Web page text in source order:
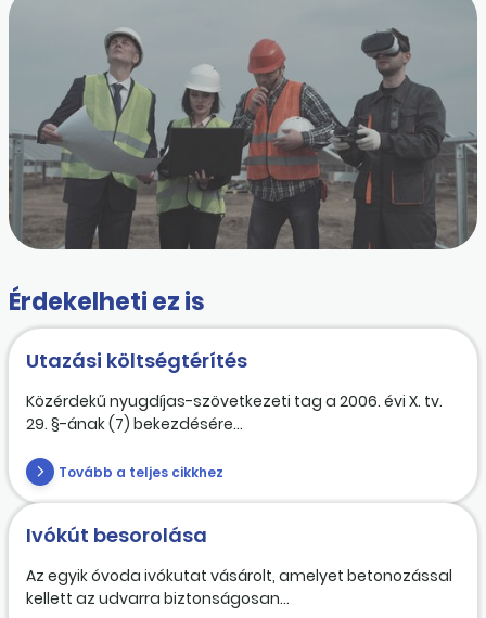
Érdekelheti ez is
Utazási költségtérítés
Közérdekű nyugdíjas-szövetkezeti tag a 2006. évi X. tv.
29. §-ának (7) bekezdésére...
Tovább a teljes cikkhez
Ivókút besorolása
Az egyik óvoda ivókutat vásárolt, amelyet betonozással
kellett az udvarra biztonságosan...